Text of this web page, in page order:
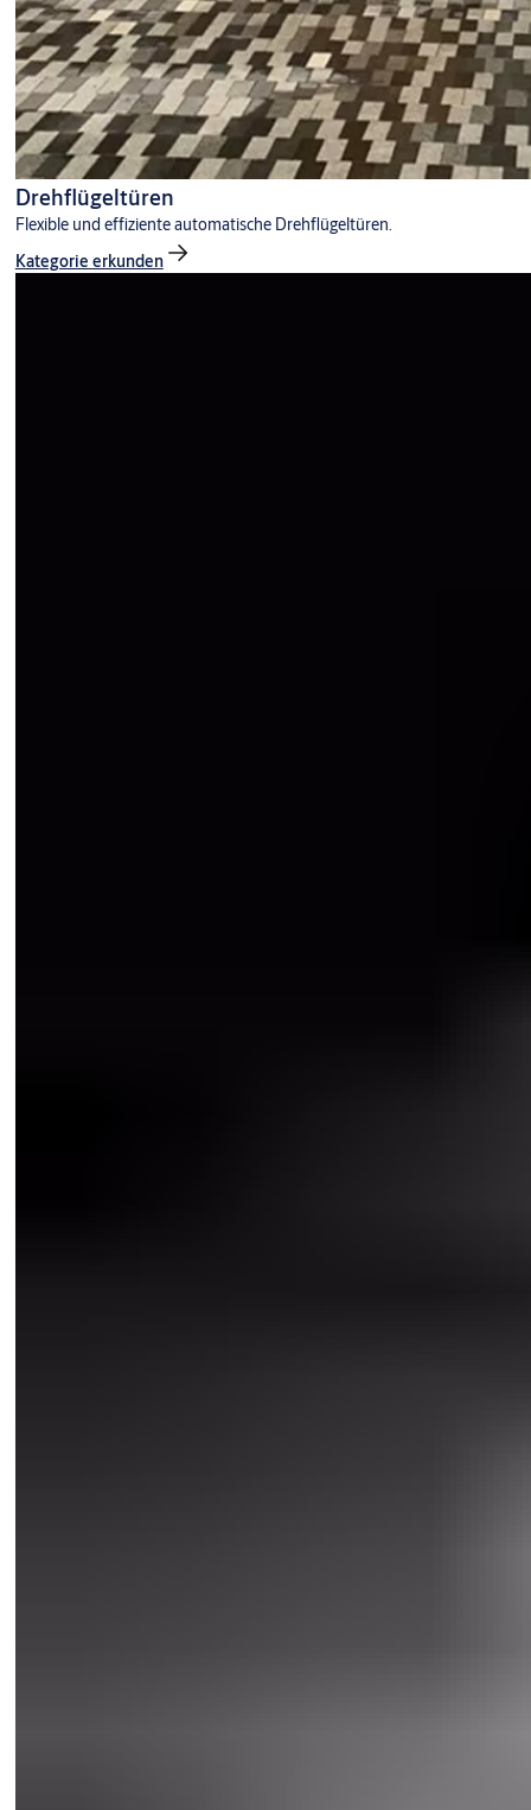
Drehflügeltüren
Flexible und effiziente automatische Drehflügeltüren.
Kategorie erkunden